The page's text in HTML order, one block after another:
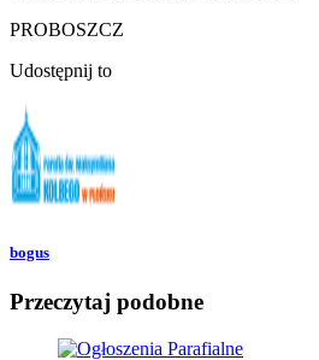
PROBOSZCZ
Udostępnij to
bogus
Przeczytaj podobne